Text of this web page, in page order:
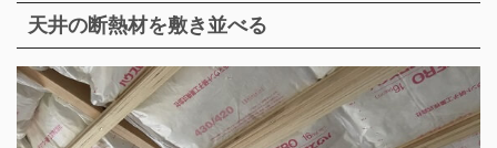
天井の断熱材を敷き並べる